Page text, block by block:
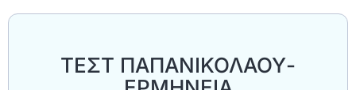
TEΣΤ ΠΑΠΑΝΙΚΟΛΑΟΥ-